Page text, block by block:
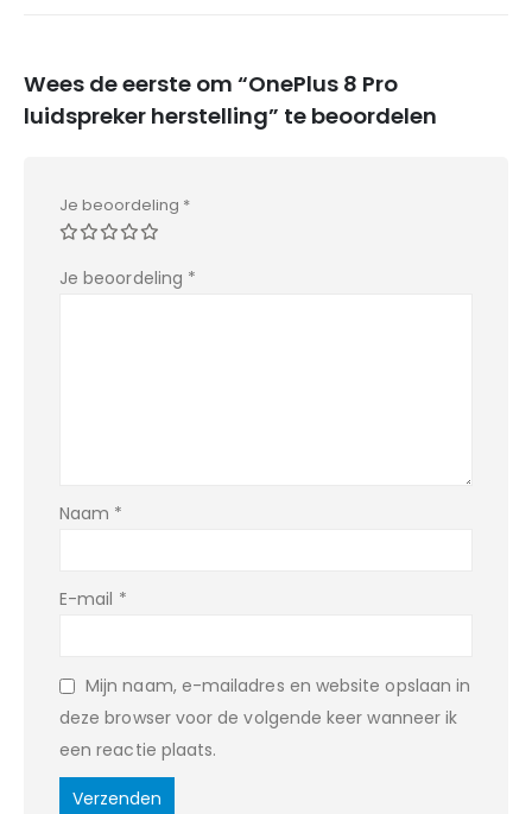
Wees de eerste om “OnePlus 8 Pro
luidspreker herstelling” te beoordelen
Je beoordeling *
Je beoordeling *
Naam *
E-mail *
Mijn naam, e-mailadres en website opslaan in
deze browser voor de volgende keer wanneer ik
een reactie plaats.